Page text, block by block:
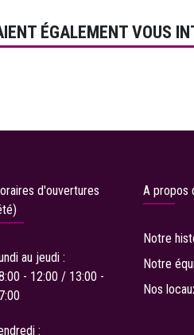
ÉGALEMENT VOUS
d'ouvertures
au jeudi :
- 12:00 / 13:00 -
:
A propos
Notre
Notre
Nos